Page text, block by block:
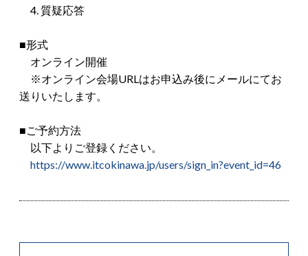
4. 質疑応答
■形式
オンライン開催
※オンライン会場URLはお申込み後にメールにてお
送りいたします。
■ご予約方法
以下よりご登録ください。
https://www.itcokinawa.jp/users/sign_in?event_id=46